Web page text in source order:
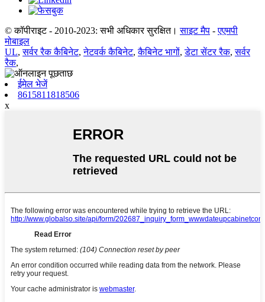
© कॉपीराइट - 2010-2023: सभी अधिकार सुरक्षित। साइट मैप -एएमपी
मोबाइल
UL,सर्वर रैक कैबिनेट,नेटवर्क कैबिनेट,कैबिनेट भागों,डेटा सेंटर रैक,सर्वर
रैक,
ईमेल भेजें
8615811818506
x